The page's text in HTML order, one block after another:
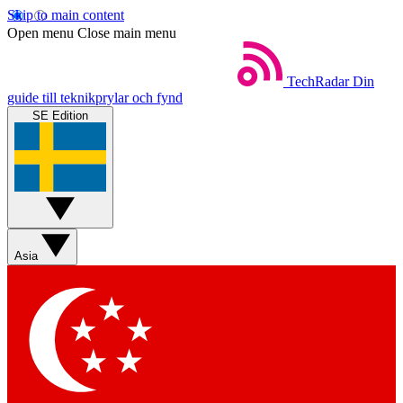
Skip to main content
Open menu Close main menu
TechRadar Din
guide till teknikprylar och fynd
SE Edition
Asia